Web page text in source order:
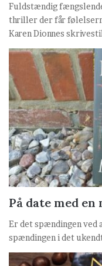
Fuldstændig
thriller der får
Karen Dionnes
På date med en
Er det spændingen ved
spændingen i det